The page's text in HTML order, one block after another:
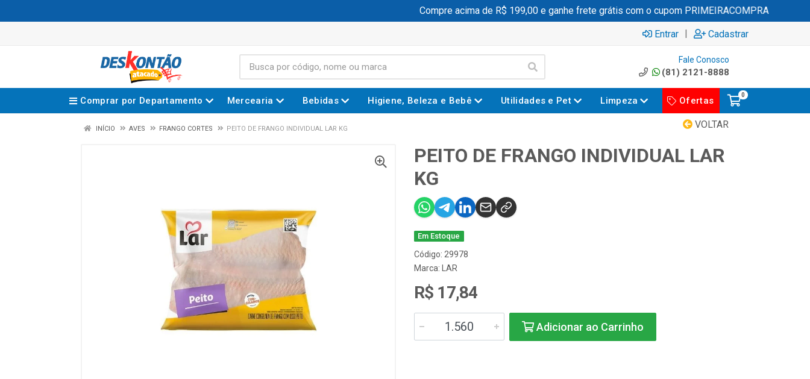
Compre acima de R$ 199,00 e ganhe frete grátis com o cupom PRIMEIRACOMPRA
Entrar | Cadastrar
Fale Conosco
(81) 2121-8888
Comprar por Departamento Mercearia Bebidas Higiene, Beleza e Bebê Utilidades e Pet Limpeza Ofertas
0
VOLTAR
INÍCIO AVES FRANGO CORTES PEITO DE FRANGO INDIVIDUAL LAR KG
PEITO DE FRANGO INDIVIDUAL LAR
KG
Em Estoque
Código: 29978
Marca:
LAR
R$ 17,84
Adicionar ao Carrinho